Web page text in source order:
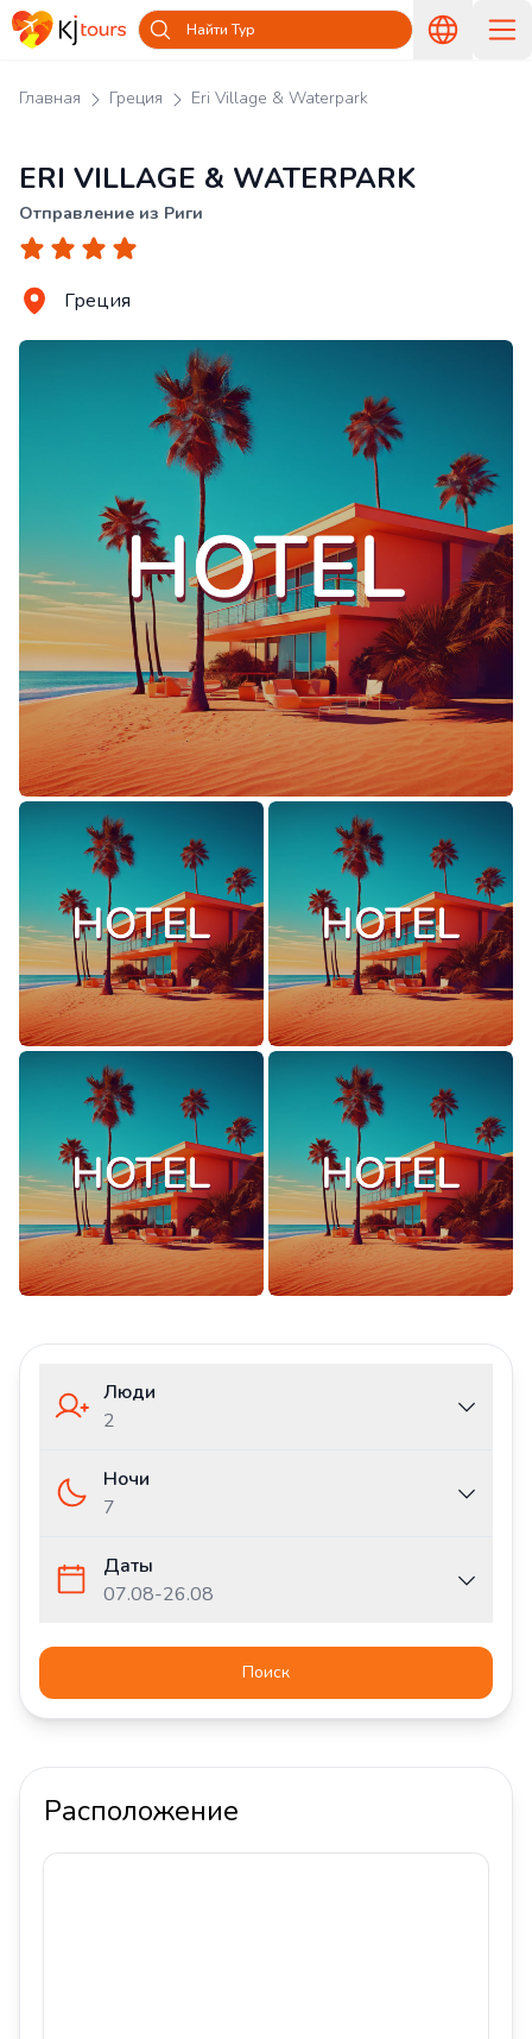
Найти Тур
Главная Греция Eri Village & Waterpark
ERI VILLAGE & WATERPARK
Отправление из Риги
Греция
Люди
2
Ночи
7
Даты
07.08-26.08
Поиск
Расположение